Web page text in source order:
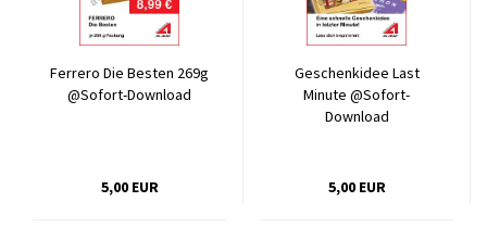
Ferrero Die Besten 269g
@Sofort-Download
5,00 EUR
Geschenkidee Last
Minute @Sofort-
Download
5,00 EUR